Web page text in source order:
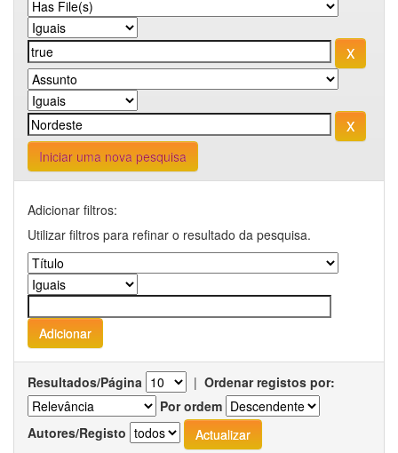
Iniciar uma nova pesquisa
Adicionar filtros:
Utilizar filtros para refinar o resultado da pesquisa.
Resultados/Página | Ordenar registos por:
Por ordem
Autores/Registo